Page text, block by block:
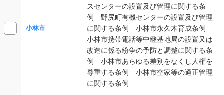
小林市
スセンターの設置及び管理に関する条
例 野尻町有機センターの設置及び管理
に関する条例 小林市永久木育成条例
小林市携帯電話等中継基地局の設置又は
改造に係る紛争の予防と調整に関する条
例 小林市あらゆる差別をなくし人権を
尊重する条例 小林市空家等の適正管理
に関する条例